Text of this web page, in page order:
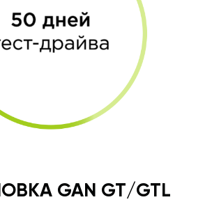
GAN GT/GTL